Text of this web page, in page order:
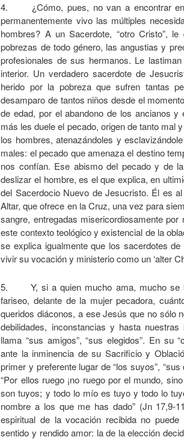
4. ¿Cómo, pues, no van a encontrar en
permanentemente vivo las múltiples
hombres? A un Sacerdote, “otro Cristo”,
pobrezas de todo género, las angustias y
profesionales de sus hermanos. Le
interior. Un verdadero sacerdote de
herido por la pobreza que sufren tantas
desamparo de tantos niños desde el
de edad, por el abandono de los ancianos
más les duele el pecado, origen de tanto mal
los hombres, atenazándoles y
males: el pecado que amenaza el destino
nos confían. Ese abismo del pecado y de
deslizar el hombre, es el que explica, en
del Sacerdocio Nuevo de Jesucristo. Él es
Altar, que ofrece en la Cruz, una vez para
sangre, entregadas misericordiosamente
este contexto teológico y existencial de la
se explica igualmente que los sacerdotes
vivir su vocación y ministerio como un ‘alter
5. Y, si a quien mucho ama, mucho se
fariseo, delante de la mujer pecadora,
queridos diáconos, a ese Jesús que no sólo
debilidades, inconstancias y hasta
llama “sus amigos”, “sus elegidos”. En su
ante la inminencia de su Sacrificio y
primer y preferente lugar de “los suyos”,
“Por ellos ruego ¡no ruego por el mundo,
son tuyos; y todo lo mío es tuyo y todo lo
nombre a los que me has dado” (Jn 17,9-
espiritual de la vocación recibida no
sentido y rendido amor: la de la elección